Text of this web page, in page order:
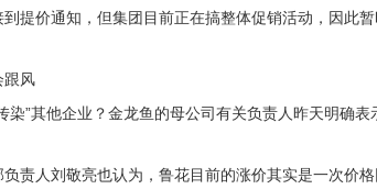
提价通知，但集团目前正在搞整体促销活动，因此
跟风
染”其他企业？金龙鱼的母公司有关负责人昨天明确表
责人刘敬亮也认为，鲁花目前的涨价其实是一次价